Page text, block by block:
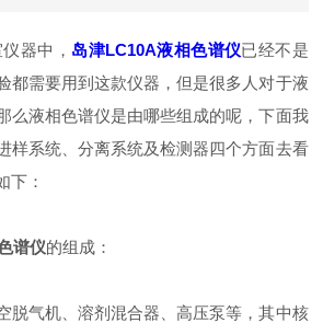
器中， 岛津LC10A液相色谱仪已经不是
都需要用到这款仪器，但是很多人对于液
么液相色谱仪是由哪些组成的呢，下面我
样系统、分离系统及检测器四个方面去看
下：
谱仪的组成：
气机、溶剂混合器、高压泵等，其中核